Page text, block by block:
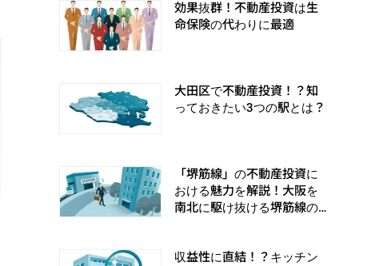
効果抜群！不動産投資は生
命保険の代わりに最適
大田区で不動産投資！？知
っておきたい3つの駅とは？
「堺筋線」の不動産投資に
おける魅力を解説！大阪を
南北に駆け抜ける堺筋線の
収益性に直結！？キッチン